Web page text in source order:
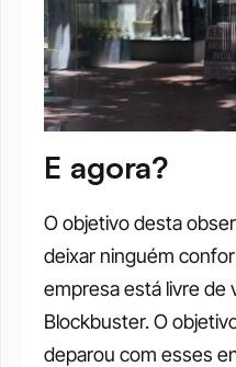
E agora?
O objetivo desta
deixar ninguém
empresa está livre de
Blockbuster. O
deparou com esses